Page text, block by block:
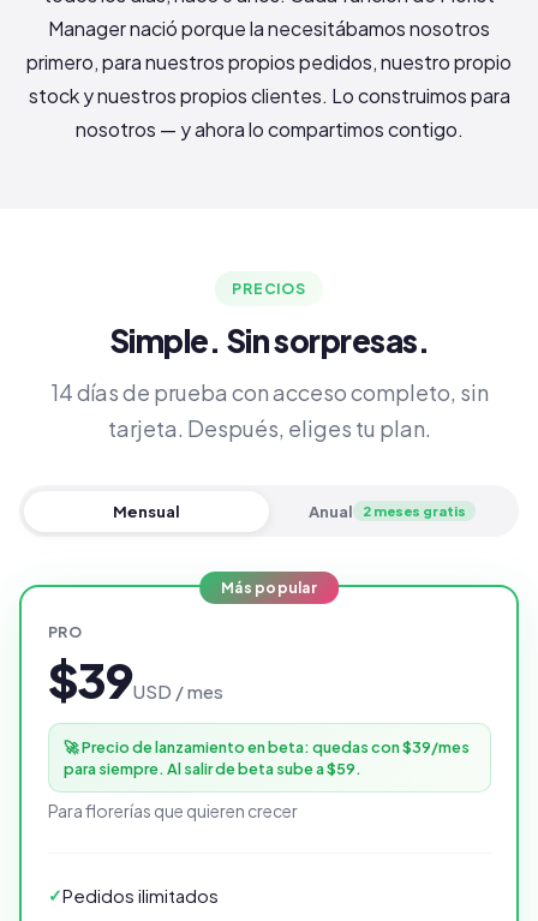
Manager nació porque la necesitábamos nosotros
primero, para nuestros propios pedidos, nuestro propio
stock y nuestros propios clientes. Lo construimos para
nosotros — y ahora lo compartimos contigo.
PRECIOS
Simple. Sin sorpresas.
14 días de prueba con acceso completo, sin
tarjeta. Después, eliges tu plan.
Mensual Anual 2 meses gratis
Más popular
PRO
$39USD / mes
🚀 Precio de lanzamiento en beta: quedas con $39/mes
para siempre. Al salir de beta sube a $59.
Para florerías que quieren crecer
Pedidos ilimitados